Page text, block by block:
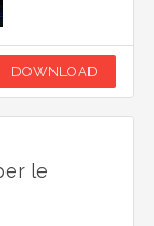
DOWNLOAD
le